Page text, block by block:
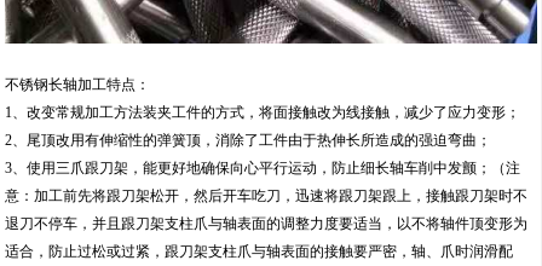
不锈钢长轴加工特点：
1、改变常规加工方法装夹工件的方式，将面接触改为线接触，减少了应力变形；
2、尾顶改用有伸缩性的弹簧顶，消除了工件由于热伸长所造成的强迫弯曲；
3、使用三爪跟刀架，能更好地确保向心平行运动，防止细长轴车削中发颤；（注
意：加工前先将跟刀架松开，然后开车吃刀，迅速将跟刀架跟上，接触跟刀架时不
退刀不停车，并且跟刀架支柱爪与轴表面的调整力度要适当，以不将轴件顶变形为
适合，防止过松或过紧，跟刀架支柱爪与轴表面的接触要严密，轴、爪时润滑配